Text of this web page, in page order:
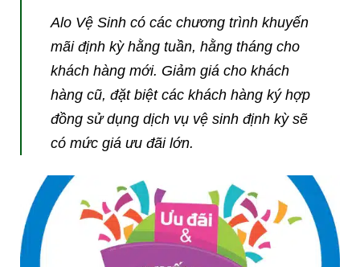
Alo Vệ Sinh có các chương trình khuyến
mãi định kỳ hằng tuần, hằng tháng cho
khách hàng mới. Giảm giá cho khách
hàng cũ, đặt biệt các khách hàng ký hợp
đồng sử dụng dịch vụ vệ sinh định kỳ sẽ
có mức giá ưu đãi lớn.